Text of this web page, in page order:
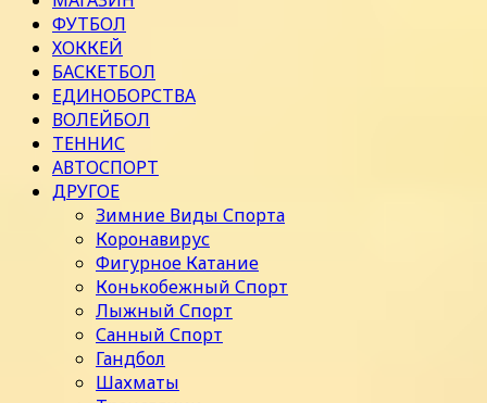
ФУТБОЛ
ХОККЕЙ
БАСКЕТБОЛ
ЕДИНОБОРСТВА
ВОЛЕЙБОЛ
ТЕННИС
АВТОСПОРТ
ДРУГОЕ
Зимние Виды Спорта
Коронавирус
Фигурное Катание
Конькобежный Спорт
Лыжный Спорт
Санный Спорт
Гандбол
Шахматы